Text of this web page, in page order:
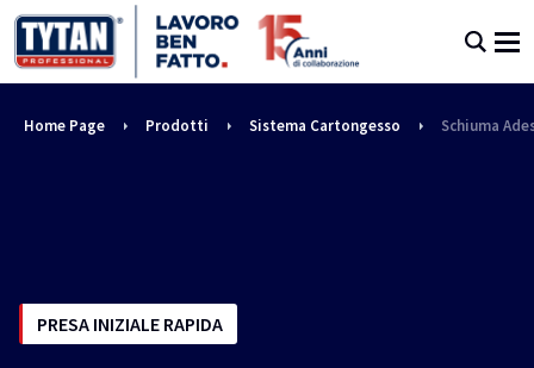
Home Page Prodotti Sistema Cartongesso Schiuma
PRESA INIZIALE RAPIDA